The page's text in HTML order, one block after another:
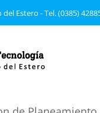
Estero - Tel. (0385)